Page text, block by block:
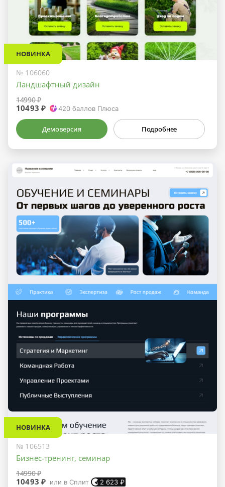
НОВИНКА
№ 106060
Ландшафтный дизайн
14990 ₽
10493 ₽ 420 баллов Плюса
Демоверсия Подробнее
НОВИНКА
№ 106513
Бизнес-тренинг, семинар
14990 ₽
10493 ₽ или в Сплит 2 623 ₽